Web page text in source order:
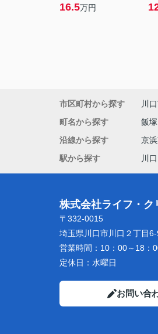
16.5万円
市区町村から探す 川
町名から探す
飯塚
沿線から探す
京
駅から探す
川口
株式会社ライフ・ク
〒332-0015
埼玉県川口市川口２丁目6-
営業時間： 10：00～18：
定休日： 水曜日
お問い合